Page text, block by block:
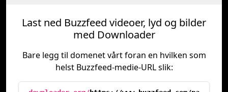
Last ned Buzzfeed videoer, lyd og bilder
med Downloader
Bare legg til domenet vårt foran en hvilken som
helst Buzzfeed-medie-URL slik: